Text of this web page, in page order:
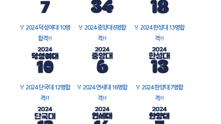
🏅 2024 덕성여대 10명
합격!!
🏅 2024 중앙대 6명합
격!!
🏅 2024 한성대 13명합
격!!
🏅 2024 단국대 12명합
격!!
🏅 2024 연세대 16명합
격!!
🏅 2024 한양대 7명합
격!!